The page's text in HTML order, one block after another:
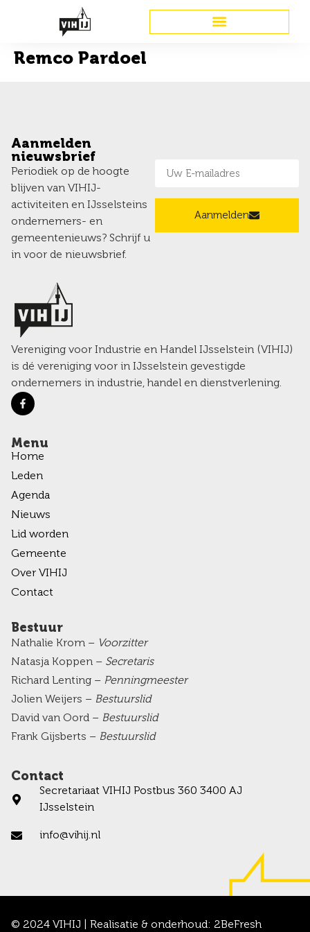
Remco Pardoel
Aanmelden
nieuwsbrief
Periodiek op de hoogte
blijven van VIHIJ-
activiteiten en IJsselsteins
ondernemers- en
gemeentenieuws? Schrijf u
in voor de nieuwsbrief.
Aanmelden
Vereniging voor Industrie en Handel IJsselstein (VIHIJ)
is dé vereniging voor in IJsselstein gevestigde
ondernemers in industrie, handel en dienstverlening.
Menu
Home
Leden
Agenda
Nieuws
Lid worden
Gemeente
Over VIHIJ
Contact
Bestuur
Nathalie Krom – Voorzitter
Natasja Koppen – Secretaris
Richard Lenting – Penningmeester
Jolien Weijers – Bestuurslid
David van Oord – Bestuurslid
Frank Gijsberts – Bestuurslid
Contact
Secretariaat VIHIJ Postbus 360 3400 AJ
IJsselstein
info@vihij.nl
© 2024 VIHIJ | Realisatie & onderhoud: 2BeFresh